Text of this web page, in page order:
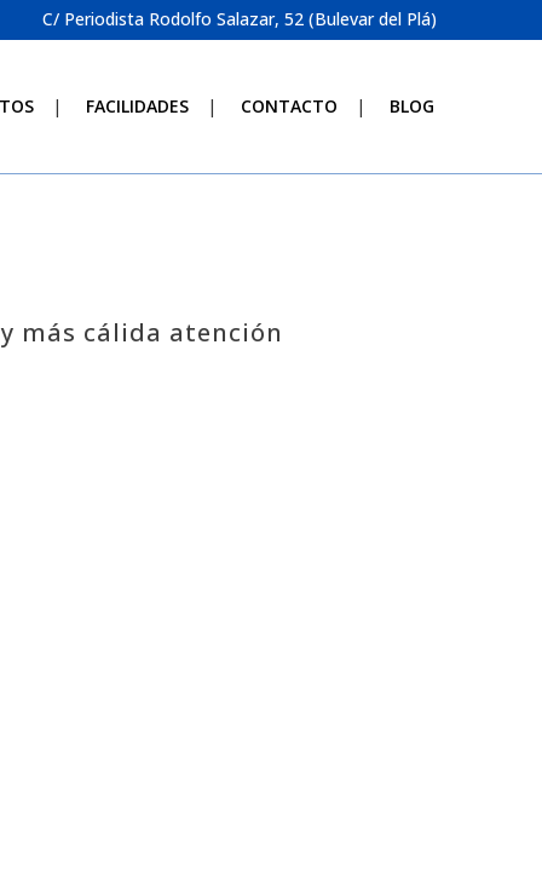
C/ Periodista Rodolfo Salazar, 52 (Bulevar del Plá)
FACILIDADES CONTACTO BLOG
más cálida atención